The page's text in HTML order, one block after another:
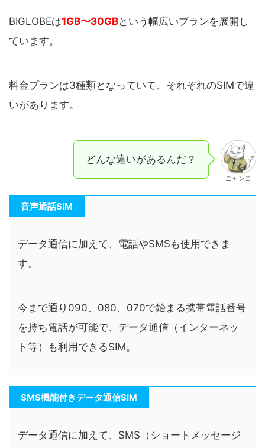
BIGLOBEは1GB〜30GBという幅広いプランを展開し
ています。
料金プランは3種類となっていて、それぞれのSIMで違
いがあります。
どんな違いがあるんだ？
ニャンコ
音声通話SIM
データ通信に加えて、電話やSMSも使用できま
す。
今まで通り090、080、070で始まる携帯電話番号
を持ち電話が可能で、データ通信（インターネッ
ト等）も利用できるSIM。
SMS機能付きデータ通信SIM
データ通信に加えて、SMS（ショートメッセージ